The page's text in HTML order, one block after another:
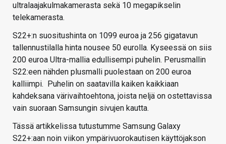
ultralaajakulmakamerasta sekä 10 megapikselin
telekamerasta.
S22+:n suositushinta on 1099 euroa ja 256 gigatavun
tallennustilalla hinta nousee 50 eurolla. Kyseessä on siis
200 euroa Ultra-mallia edullisempi puhelin. Perusmallin
S22:een nähden plusmalli puolestaan on 200 euroa
kalliimpi. Puhelin on saatavilla kaiken kaikkiaan
kahdeksana värivaihtoehtona, joista neljä on ostettavissa
vain suoraan Samsungin sivujen kautta.
Tässä artikkelissa tutustumme Samsung Galaxy
S22+:aan noin viikon ympärivuorokautisen käyttöjakson